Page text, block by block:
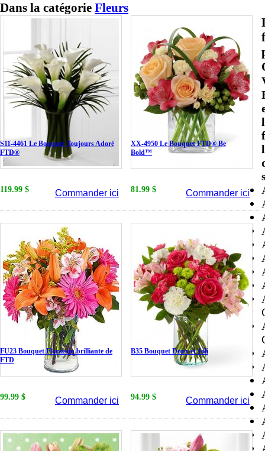
Dans la catégorie Fleurs
S11-4461 Le Bouquet Toujours Adoré
FTD®
119.99 $ Commander ici
XX-4950 Le Bouquet FTD® Be
Bold™
81.99 $ Commander ici
FU23 Bouquet Floraison brilliante de
FTD
99.99 $ Commander ici
B35 Bouquet Doux et Joli
94.99 $ Commander ici